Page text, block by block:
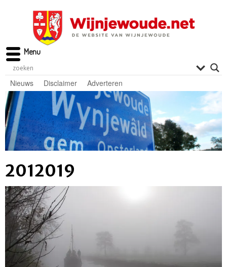
Nieuws Disclaimer Adverteren
2012019
Menu